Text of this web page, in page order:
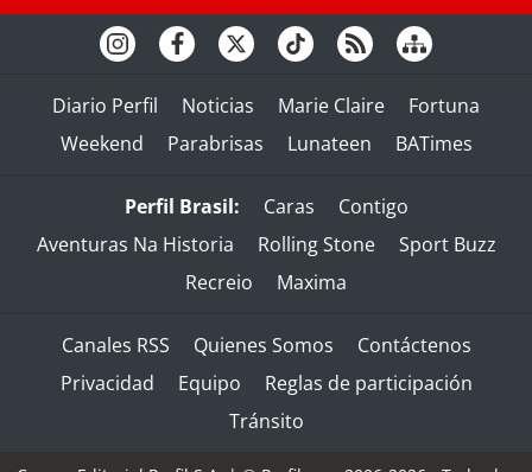
Diario Perfil Noticias Marie Claire
Fortuna
Weekend
Parabrisas Lunateen BATimes
Perfil Brasil: Caras
Contigo
Aventuras Na Historia
Rolling Stone
Sport Buzz
Recreio
Maxima
Canales RSS Quienes Somos
Contáctenos
Privacidad
Equipo
Reglas de participación
Tránsito